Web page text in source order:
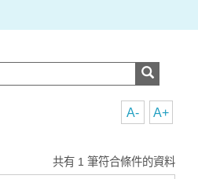
A+
A-
共有 1 筆符合條件的資料